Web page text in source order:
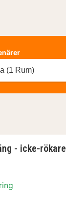
(1 Rum)
- icke-rökare